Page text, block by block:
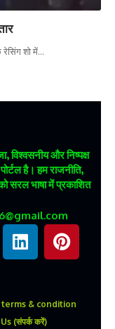
रेसिंग शो में…
विश्वसनीय और निष्पक्ष
है। हम राजनीति,
सरल भाषा में प्रकाशित
terms & condition
(संपर्क करें)